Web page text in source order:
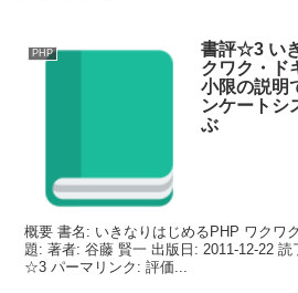
PHP
書評☆3 い
クワク・ド
小限の説明
ンケートシ
ぶ
概要 書名: いきなりはじめるPHP ワクワ
題: 著者: 谷藤 賢一 出版日: 2011-12-22 読
☆3 パーマリンク: 評価...